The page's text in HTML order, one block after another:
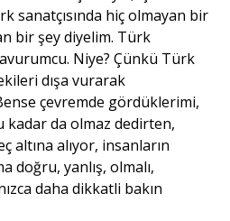
sanatçısında hiç olmayan bir
bir şey diyelim. Türk
Niye? Çünkü Türk
dışa vurarak
çevremde gördüklerimi,
da olmaz dedirten,
altına alıyor, insanların
doğru, yanlış, olmalı,
daha dikkatli bakın